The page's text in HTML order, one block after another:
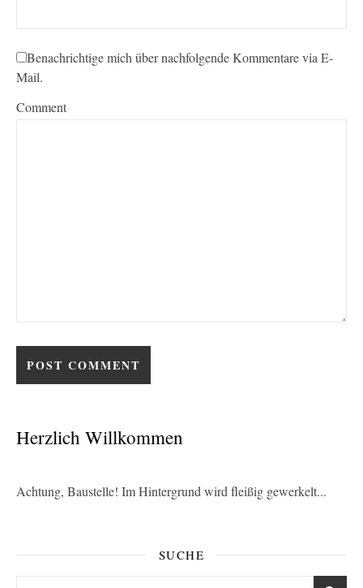
Benachrichtige mich über nachfolgende Kommentare via E-
Mail.
Comment
Herzlich Willkommen
Achtung, Baustelle! Im Hintergrund wird fleißig gewerkelt...
SUCHE